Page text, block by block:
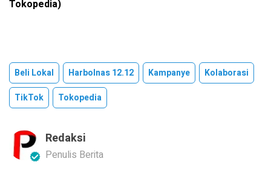
Tokopedia)
Beli Lokal Harbolnas 12.12 Kampanye
Kolaborasi
TikTok
Tokopedia
Redaksi
Penulis Berita